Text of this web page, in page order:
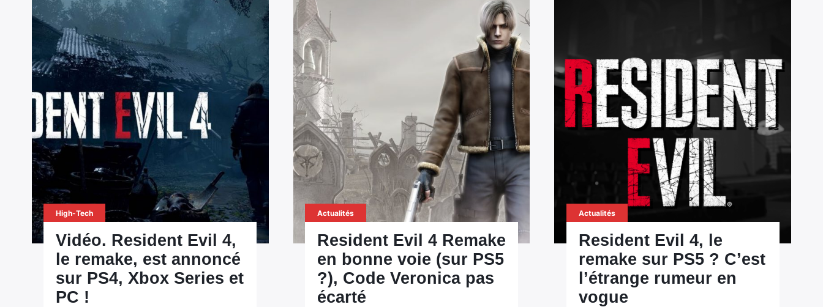
High-Tech
Vidéo. Resident Evil 4,
le remake, est annoncé
sur PS4, Xbox Series et
PC !
Actualités
Resident Evil 4 Remake
en bonne voie (sur PS5
?), Code Veronica pas
écarté
Actualités
Resident Evil 4, le
remake sur PS5 ? C’est
l’étrange rumeur en
vogue